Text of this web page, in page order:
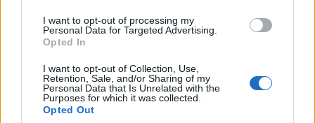
I want to opt-out of processing my
Personal Data for Targeted Advertising.
Opted In
I want to opt-out of Collection, Use,
Retention, Sale, and/or Sharing of my
Personal Data that Is Unrelated with the
Purposes for which it was collected.
Opted Out
Megújult az Arany János Iskola homlokzata és teteje -
idén belső felújítás kezdődik
2021.01.25
Helyi hírek